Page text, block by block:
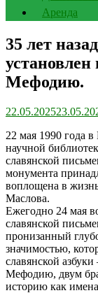
Аренда
35 лет
Мефодию.
22.05.2025
22 мая 1990 года
научной
славянской
монумента
воплощена в
Маслова.
Ежегодно 24 мая
славянской
пронизанный
значимостью,
славянской
Мефодию, двум
историю как